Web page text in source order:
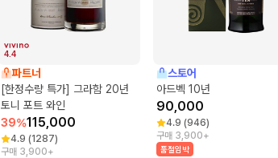
4.4
파트너
[한정수량 특가] 그라함 20년
토니 포트 와인
39%115,000
4.9 (1287)
구매 3,900+
스토어
아드벡 10년
90,000
4.9 (946)
구매 3,900+
품절임박